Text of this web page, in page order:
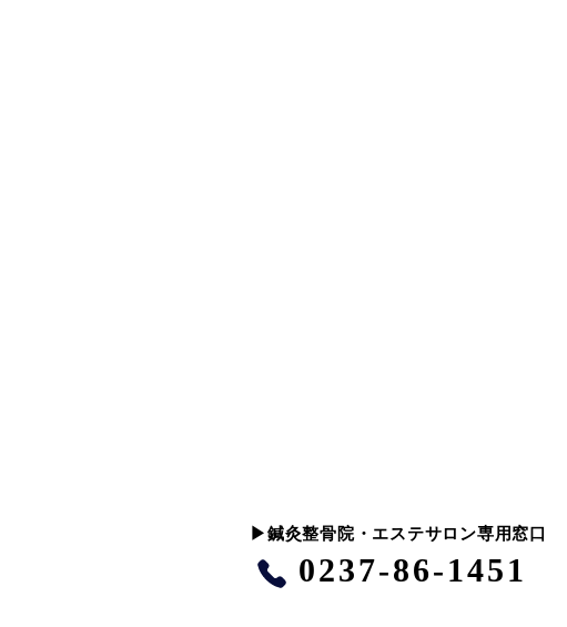
​▶︎鍼灸整骨院・エステサロン専用窓口
0237-86-1451